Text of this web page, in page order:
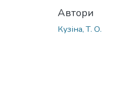
Автори
Кузіна, Т. О.